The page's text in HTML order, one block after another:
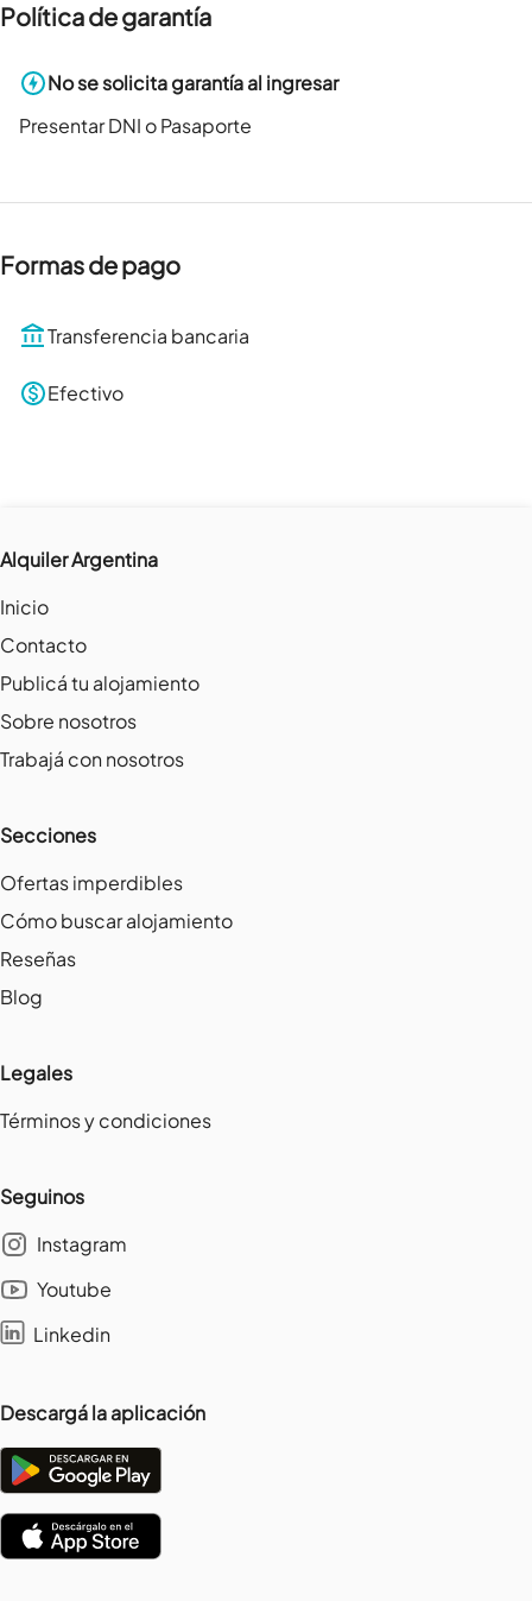
Política de garantía
No se solicita garantía al ingresar
Presentar DNI o Pasaporte
Formas de pago
Transferencia bancaria
Efectivo
Alquiler Argentina
Inicio
Contacto
Publicá tu alojamiento
Sobre nosotros
Trabajá con nosotros
Secciones
Ofertas imperdibles
Cómo buscar alojamiento
Reseñas
Blog
Legales
Términos y condiciones
Seguinos
Instagram
Youtube
Linkedin
Descargá la aplicación